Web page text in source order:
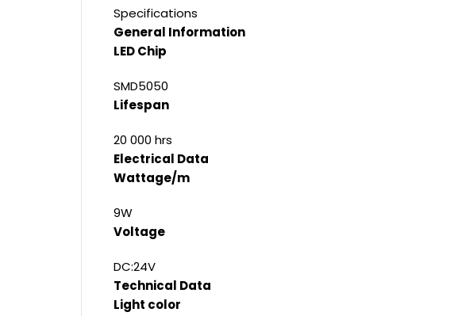
Specifications
General Information
LED Chip
SMD5050
Lifespan
20 000 hrs
Electrical Data
Wattage/m
9W
Voltage
DC:24V
Technical Data
Light color